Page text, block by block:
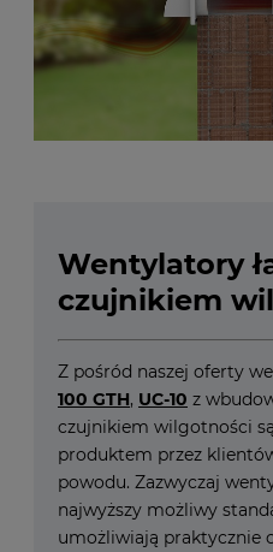
Wentylatory
czujnikiem
Z pośród naszej oferty
100 GTH, UC-10 z
czujnikiem wilgotności
produktem przez
powodu. Zazwyczaj
najwyższy możliwy
umożliwiają praktycznie